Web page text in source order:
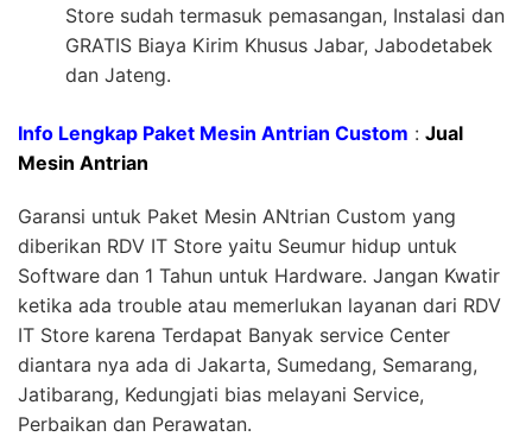
Store sudah termasuk pemasangan, Instalasi dan
GRATIS Biaya Kirim Khusus Jabar, Jabodetabek
dan Jateng.
Info Lengkap Paket Mesin Antrian Custom : Jual
Mesin Antrian
Garansi untuk Paket Mesin ANtrian Custom yang
diberikan RDV IT Store yaitu Seumur hidup untuk
Software dan 1 Tahun untuk Hardware. Jangan Kwatir
ketika ada trouble atau memerlukan layanan dari RDV
IT Store karena Terdapat Banyak service Center
diantara nya ada di Jakarta, Sumedang, Semarang,
Jatibarang, Kedungjati bias melayani Service,
Perbaikan dan Perawatan.